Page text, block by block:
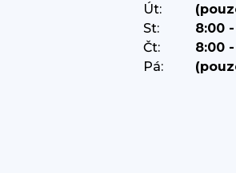
Út:
St:
8:00 -
Čt:
8:00 -
Pá: